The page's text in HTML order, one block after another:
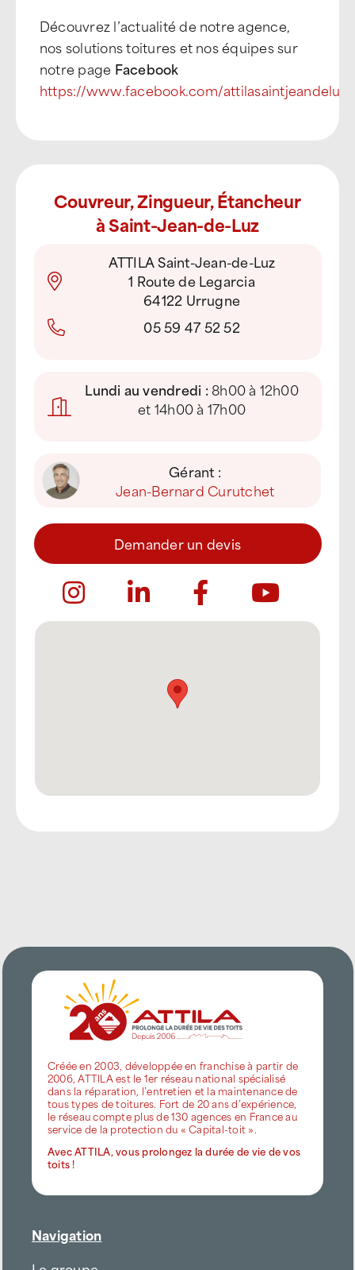
Découvrez l’actualité de notre agence,
nos solutions toitures et nos équipes sur
notre page Facebook
https://www.facebook.com/attilasaintjeandeluz
Couvreur, Zingueur, Étancheur
à Saint-Jean-de-Luz
ATTILA Saint-Jean-de-Luz
1 Route de Legarcia
64122 Urrugne
05 59 47 52 52
Lundi au vendredi :8h00 à 12h00
et 14h00 à 17h00
Gérant :
Jean-Bernard Curutchet
Demander un devis
Créée en 2003, développée en franchise à partir de
2006, ATTILA est le 1er réseau national spécialisé
dans la réparation, l’entretien et la maintenance de
tous types de toitures. Fort de 20 ans d’expérience,
le réseau compte plus de 130 agences en France au
service de la protection du « Capital-toit ».
Avec ATTILA, vous prolongez la durée de vie de vos
toits !
Navigation